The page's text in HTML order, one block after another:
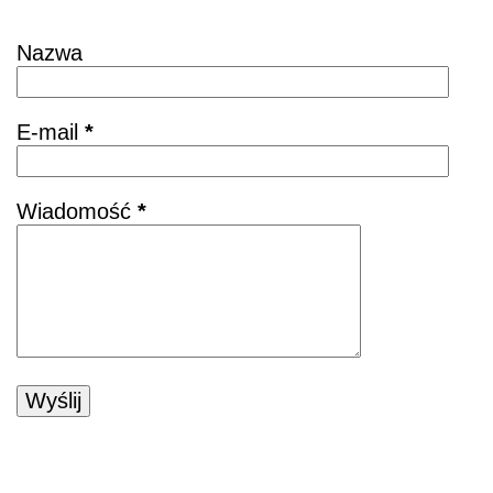
Nazwa
E-mail *
Wiadomość *